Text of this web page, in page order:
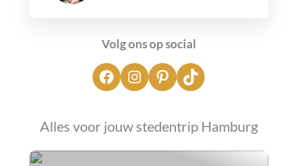
#15 Katers Köök
Meer zien en doen in Hamburg
Volg ons op social
Alles voor jouw stedentrip Hamburg